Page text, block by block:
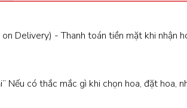
on Delivery) - Thanh toán tiền mặt khi nhận
Nếu có thắc mắc gì khi chọn hoa, đặt